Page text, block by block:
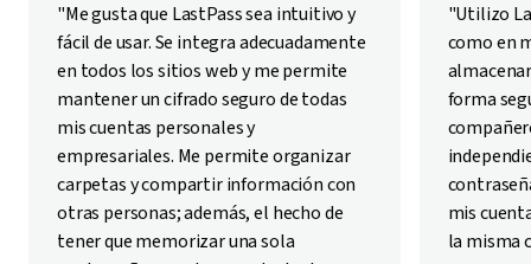
"Me gusta que LastPass sea intuitivo y
fácil de usar. Se integra adecuadamente
en todos los sitios web y me permite
mantener un cifrado seguro de todas
mis cuentas personales y
empresariales. Me permite organizar
carpetas y compartir información con
otras personas; además, el hecho de
tener que memorizar una sola
"Utilizo
como en
forma
mis
la misma